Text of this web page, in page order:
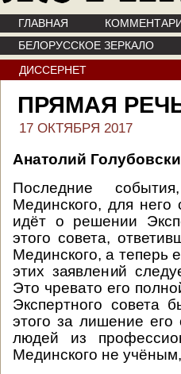
ГЛАВНАЯ
БЕЛОРУССКОЕ ЗЕРКАЛО
ДИССЕРНЕТ
ПРЯМАЯ
17 ОКТЯБРЯ 2017
Анатолий
Последние
Мединского, для
идёт о решении
этого совета,
Мединского, а теперь
этих заявлений
Это чревато его
Экспертного совета
этого за лишение его
людей из
Мединского не